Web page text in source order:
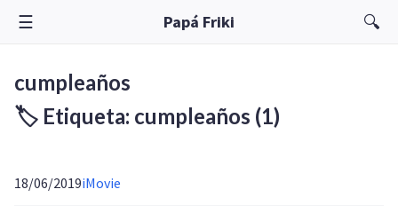
☰ Papá Friki 🔍
cumpleaños
🏷️ Etiqueta: cumpleaños (1)
18/06/2019iMovie